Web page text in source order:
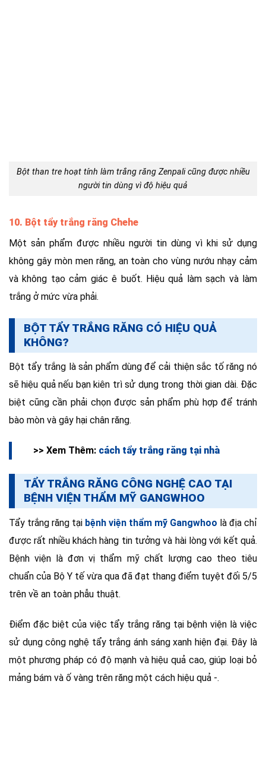
Bột than tre hoạt tính làm trắng răng Zenpali cũng được nhiều
người tin dùng vì độ hiệu quả
10. Bột tẩy trắng răng Chehe
Một sản phẩm được nhiều người tin dùng vì khi sử dụng
không gây mòn men răng, an toàn cho vùng nướu nhạy cảm
và không tạo cảm giác ê buốt. Hiệu quả làm sạch và làm
trắng ở mức vừa phải.
BỘT TẨY TRẮNG RĂNG CÓ HIỆU QUẢ
KHÔNG?
Bột tẩy trắng là sản phẩm dùng để cải thiện sắc tố răng nó
sẽ hiệu quả nếu bạn kiên trì sử dụng trong thời gian dài. Đặc
biệt cũng cần phải chọn được sản phẩm phù hợp để tránh
bào mòn và gây hại chân răng.
>> Xem Thêm: cách tẩy trắng răng tại nhà
TẨY TRẮNG RĂNG CÔNG NGHỆ CAO TẠI
BỆNH VIỆN THẨM MỸ GANGWHOO
Tẩy trắng răng tại bệnh viện thẩm mỹ Gangwhoo là địa chỉ
được rất nhiều khách hàng tin tưởng và hài lòng với kết quả.
Bệnh viện là đơn vị thẩm mỹ chất lượng cao theo tiêu
chuẩn của Bộ Y tế vừa qua đã đạt thang điểm tuyệt đối 5/5
trên về an toàn phẫu thuật.
Điểm đặc biệt của việc tẩy trắng răng tại bệnh viện là việc
sử dụng công nghệ tẩy trắng ánh sáng xanh hiện đại. Đây là
một phương pháp có độ mạnh và hiệu quả cao, giúp loại bỏ
mảng bám và ố vàng trên răng một cách hiệu quả -.